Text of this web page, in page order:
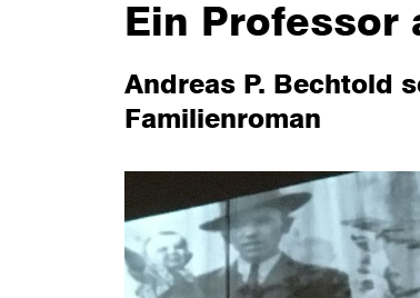
Ein Professor
Andreas P. Bechtold
Familienroman